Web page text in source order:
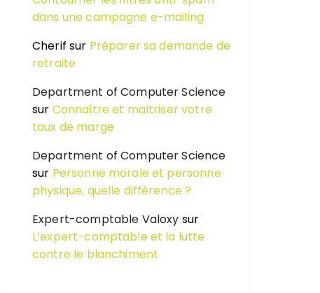
dans une campagne e-mailing
Cherif sur Préparer sa demande de
retraite
Department of Computer Science
sur Connaître et maîtriser votre
taux de marge
Department of Computer Science
sur Personne morale et personne
physique, quelle différence ?
Expert-comptable Valoxy sur
L’expert-comptable et la lutte
contre le blanchiment